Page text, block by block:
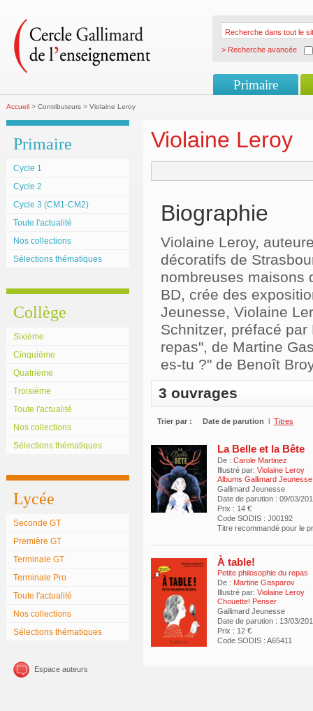
> Recherche avancée
Primaire
Accueil > Contributeurs > Violaine Leroy
Primaire
Cycle 1
Cycle 2
Cycle 3 (CM1-CM2)
Toute l'actualité
Nos collections
Sélections thématiques
Collège
Sixième
Cinquième
Quatrième
Troisième
Toute l'actualité
Nos collections
Sélections thématiques
Lycée
Seconde GT
Première GT
Terminale GT
Terminale Pro
Toute l'actualité
Nos collections
Sélections thématiques
Espace auteurs
Violaine Leroy
Biographie
Violaine Leroy,
décoratifs de
nombreuses maisons
BD, crée des
Jeunesse, Violaine
Schnitzer, préfacé
repas", de Martine
es-tu ?" de Benoît
3 ouvrages
Trier par : Date de parution l Titres
La Belle et la Bête
De : Carole Martinez
Illustré par: Violaine Leroy
Albums Gallimard Jeunesse
Gallimard Jeunesse
Date de parution : 09/03/
Prix : 14 €
Code SODIS : J00192
Titre recommandé pour le
À table!
Petite philosophie du repas
De : Martine Gasparov
Illustré par: Violaine Leroy
Chouette! Penser
Gallimard Jeunesse
Date de parution : 13/03/
Prix : 12 €
Code SODIS : A65411